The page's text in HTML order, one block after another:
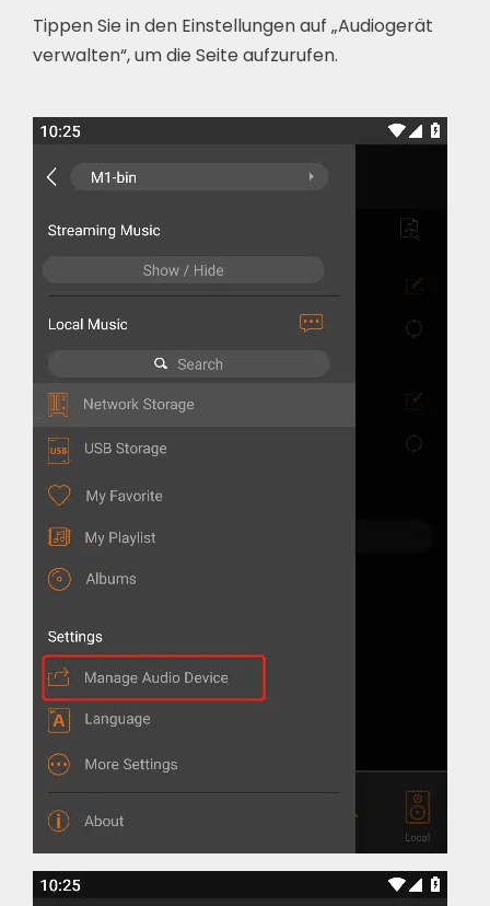
Tippen Sie in den Einstellungen auf „Audiogerät
verwalten“, um die Seite aufzurufen.